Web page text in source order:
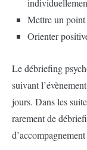
Mettre un point
Orienter
Le débriefing
suivant
jours. Dans les
rarement de